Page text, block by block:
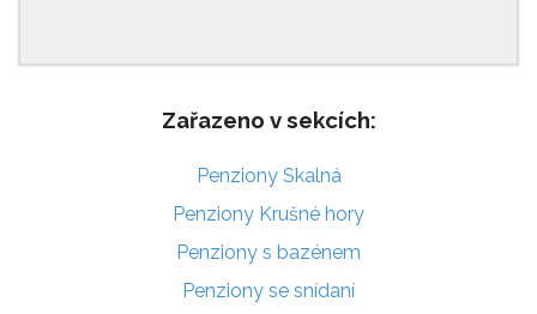
Zařazeno v sekcích:
Penziony Skalná
Penziony Krušné hory
Penziony s bazénem
Penziony se snídaní